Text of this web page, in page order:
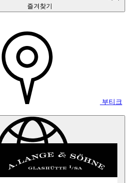
즐겨찾기
부티크